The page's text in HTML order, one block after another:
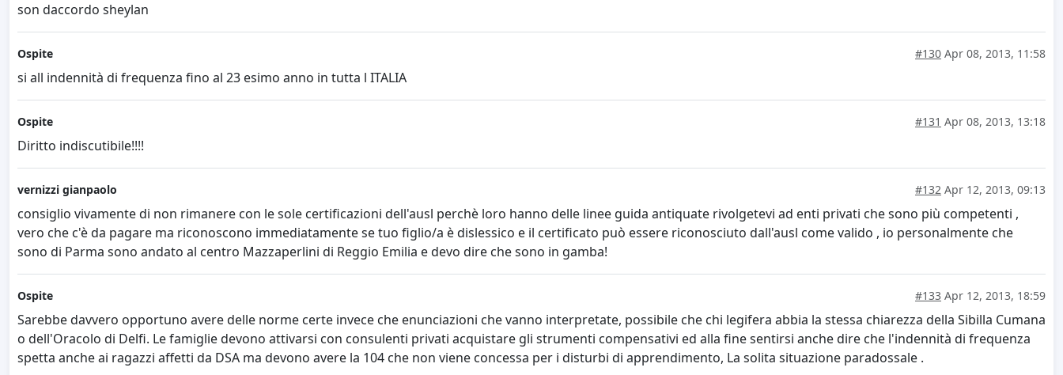
son daccordo sheylan
Ospite #130 Apr 08, 2013, 11:58
si all indennità di frequenza fino al 23 esimo anno in tutta l ITALIA
Ospite #131 Apr 08, 2013, 13:18
Diritto indiscutibile!!!!
vernizzi gianpaolo #132 Apr 12, 2013, 09:13
consiglio vivamente di non rimanere con le sole certificazioni dell'ausl perchè loro hanno delle linee guida antiquate rivolgetevi ad enti privati che sono più competenti ,
vero che c'è da pagare ma riconoscono immediatamente se tuo figlio/a è dislessico e il certificato può essere riconosciuto dall'ausl come valido , io personalmente che
sono di Parma sono andato al centro Mazzaperlini di Reggio Emilia e devo dire che sono in gamba!
Ospite #133 Apr 12, 2013, 18:59
Sarebbe davvero opportuno avere delle norme certe invece che enunciazioni che vanno interpretate, possibile che chi legifera abbia la stessa chiarezza della Sibilla Cumana
o dell'Oracolo di Delfi. Le famiglie devono attivarsi con consulenti privati acquistare gli strumenti compensativi ed alla fine sentirsi anche dire che l'indennità di frequenza
spetta anche ai ragazzi affetti da DSA ma devono avere la 104 che non viene concessa per i disturbi di apprendimento, La solita situazione paradossale .